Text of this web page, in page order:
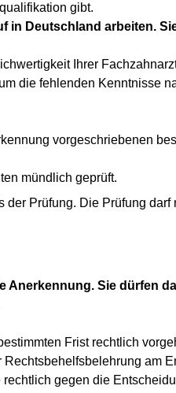
gibt.
in Deutschland arbeiten.
Ihrer
die fehlenden Kenntnisse
vorgeschriebenen
mündlich geprüft.
Prüfung. Die Prüfung
Anerkennung. Sie dürfen
Frist rechtlich
am
gegen die